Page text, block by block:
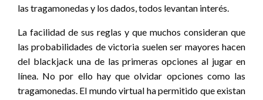
las tragamonedas y los dados, todos levantan interés.
La facilidad de sus reglas y que muchos consideran que
las probabilidades de victoria suelen ser mayores hacen
del blackjack una de las primeras opciones al jugar en
línea. No por ello hay que olvidar opciones como las
tragamonedas. El mundo virtual ha permitido que existan